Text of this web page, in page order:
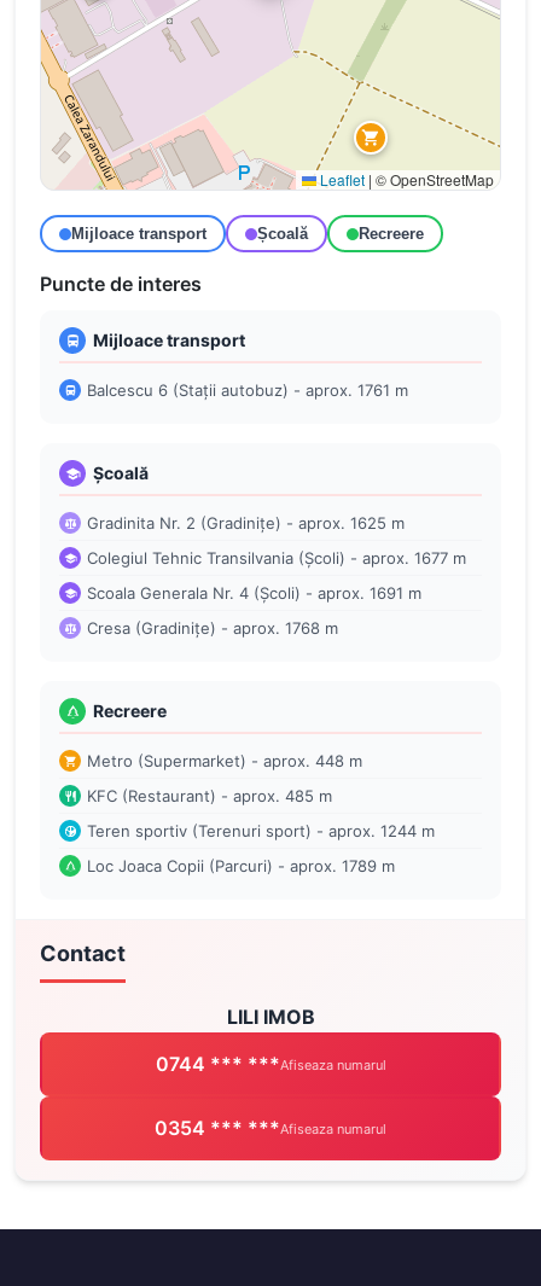
Leaflet | © OpenStreetMap
Mijloace transport Școală Recreere
Puncte de interes
Mijloace transport
Balcescu 6 (Stații autobuz) - aprox. 1761 m
Școală
Gradinita Nr. 2 (Gradinițe) - aprox. 1625 m
Colegiul Tehnic Transilvania (Școli) - aprox. 1677 m
Scoala Generala Nr. 4 (Școli) - aprox. 1691 m
Cresa (Gradinițe) - aprox. 1768 m
Recreere
Metro (Supermarket) - aprox. 448 m
KFC (Restaurant) - aprox. 485 m
Teren sportiv (Terenuri sport) - aprox. 1244 m
Loc Joaca Copii (Parcuri) - aprox. 1789 m
Contact
LILI IMOB
0744 *** ***Afiseaza numarul
0354 *** ***Afiseaza numarul